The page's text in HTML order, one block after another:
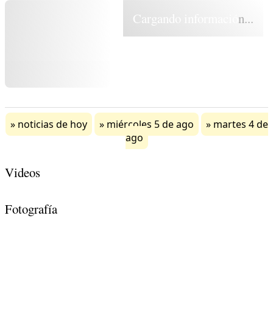
Cargando información...
noticias de hoy miércoles 5 de ago
martes 4 de
ago
Videos
Fotografía